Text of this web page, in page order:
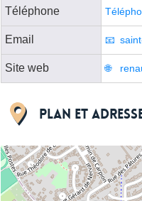
Téléphone
Email
Site web
Plan et